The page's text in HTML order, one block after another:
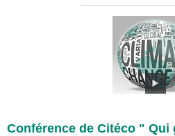
Conférence de Citéco "